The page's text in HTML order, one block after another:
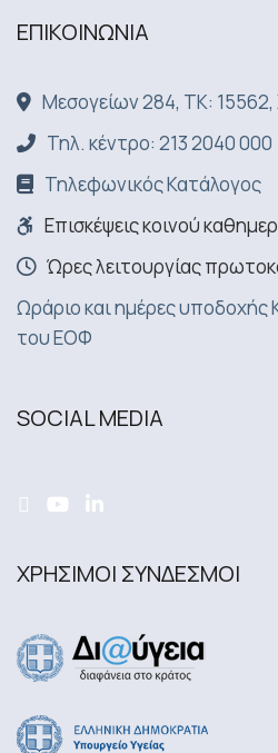
ΕΠΙΚΟΙΝΩΝΙA
Μεσογείων 284, ΤΚ: 15562,
Τηλ. κέντρο: 213 2040 000
Τηλεφωνικός Κατάλογος
Επισκέψεις κοινού
Ώρες λειτουργίας
Ωράριο και ημέρες υποδοχής
του ΕΟΦ
SOCIAL MEDIA
ΧΡΗΣΙΜΟΙ ΣΥΝΔΕΣΜΟΙ